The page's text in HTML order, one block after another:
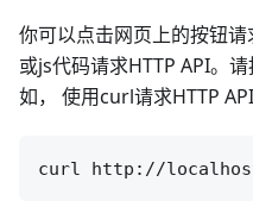
你可以点击网页上的按钮
或js代码请求HTTP API。
如， 使用curl请求HTTP API